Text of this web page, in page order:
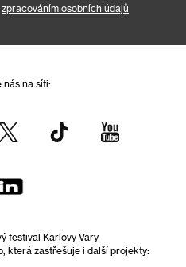
zpracováním osobních údajů
nás na síti:
festival Karlovy Vary
která zastřešuje i další projekty: